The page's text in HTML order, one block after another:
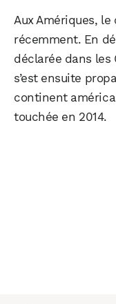
Aux Amériques,
récemment. En
déclarée dans les
s’est ensuite
continent
touchée en 2014.